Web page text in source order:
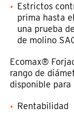
Estrictos
prima hasta
una prueba
de molino
Ecomax®
rango de
disponible
Rentabilidad